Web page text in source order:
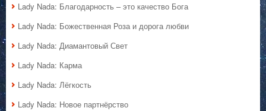
Lady Nada: Благодарность – это качество Бога
Lady Nada: Божественная Роза и дорога любви
Lady Nada: Диамантовый Свет
Lady Nada: Карма
Lady Nada: Лёгкость
Lady Nada: Новое партнёрство